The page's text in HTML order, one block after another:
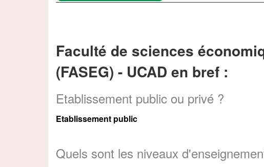
Faculté de sciences
(FASEG) - UCAD en bref :
Etablissement public ou privé ?
Etablissement public
Quels sont les niveaux